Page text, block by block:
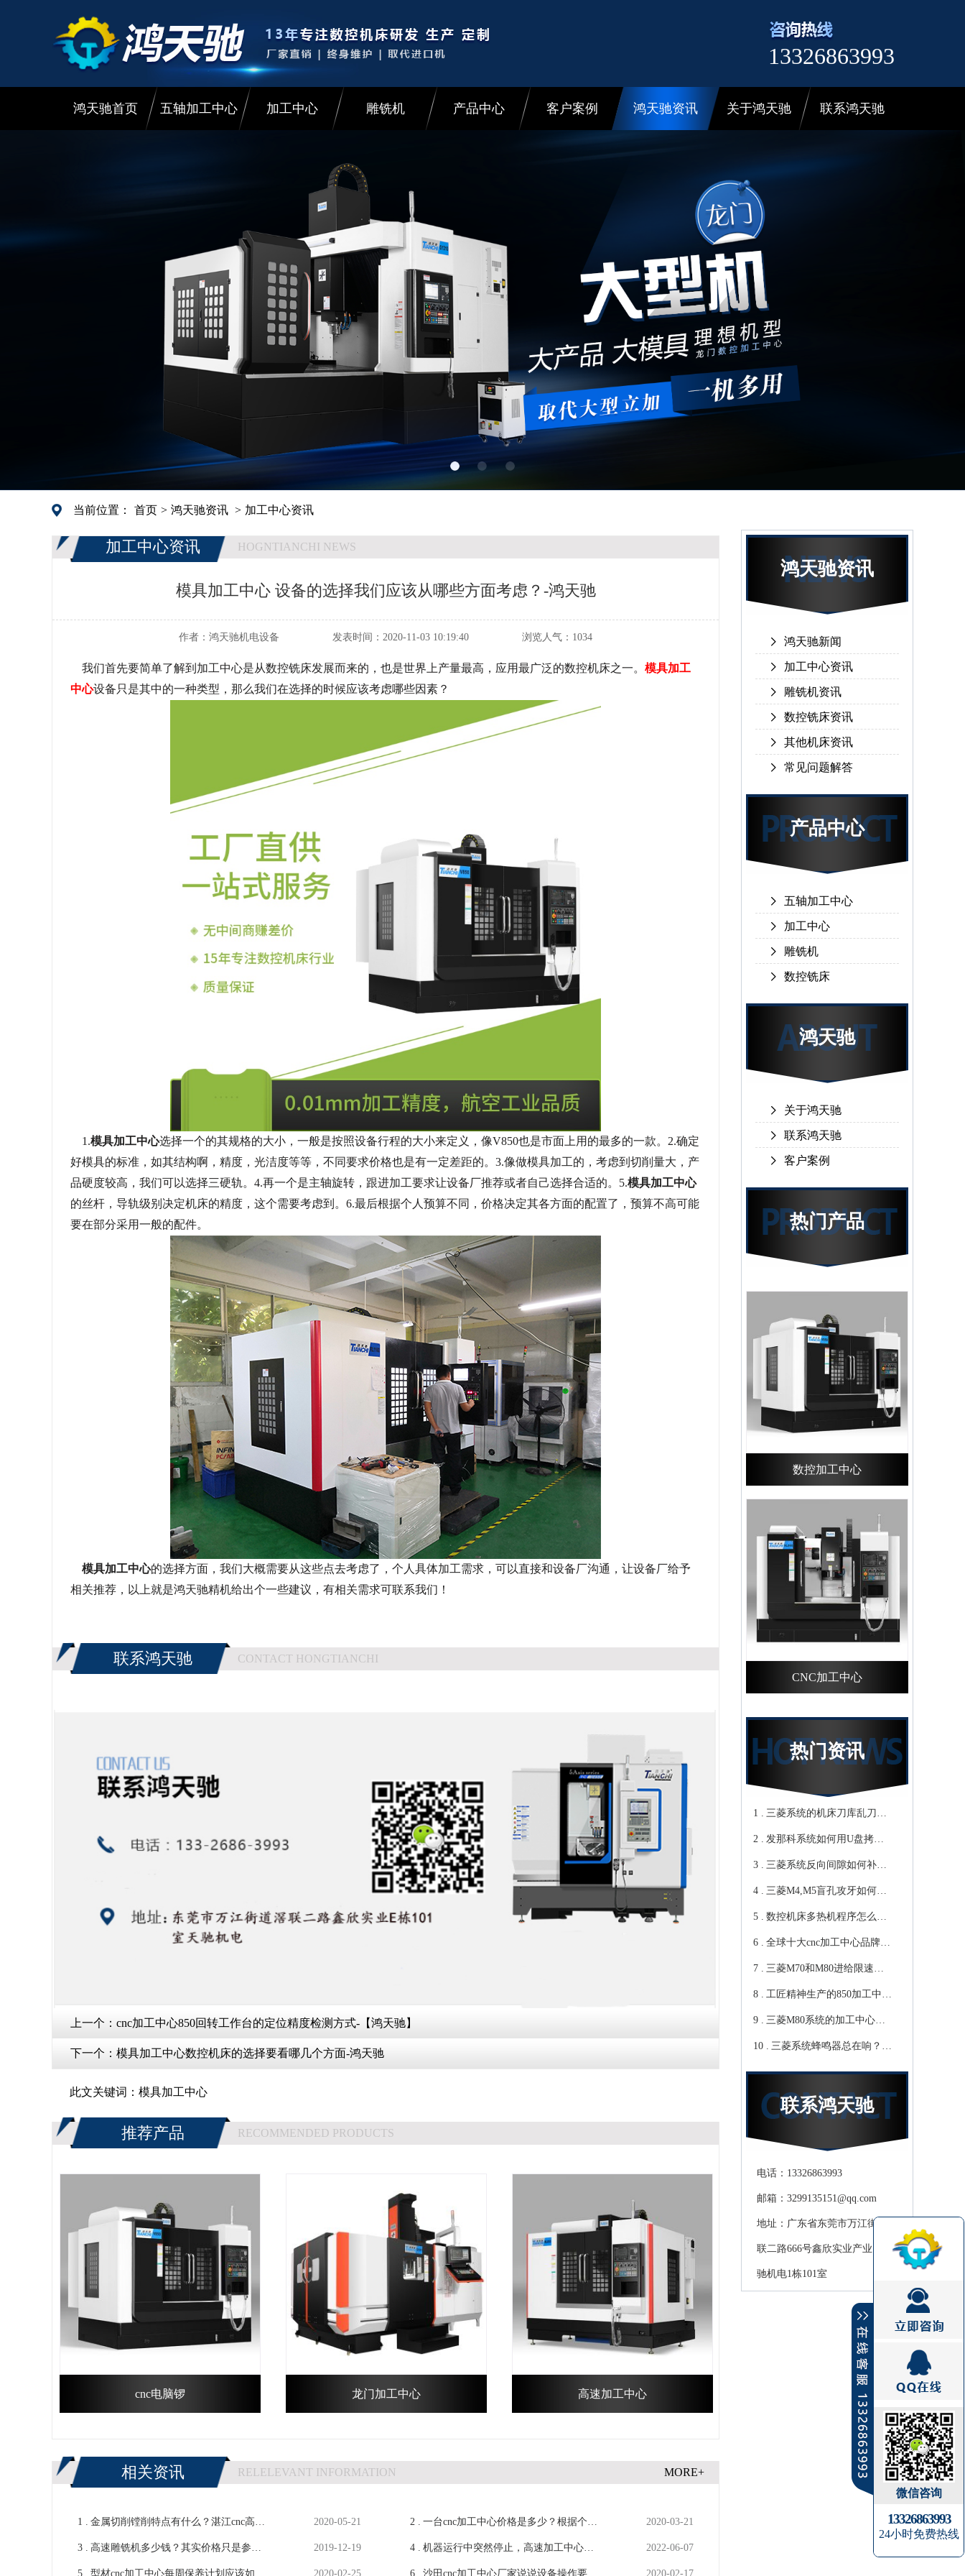
13326863993
鸿天驰首页 五轴加工中心 加工中心 雕铣机 产品中心 客户案例 鸿天驰资讯 关于鸿天驰 联系鸿天驰
当前位置： 首页 > 鸿天驰资讯 > 加工中心资讯
加工中心资讯 HOGNTIANCHI NEWS
模具加工中心 设备的选择我们应该从哪些方面考虑？-鸿天驰
作者： 鸿天驰机电设备 发表时间： 2020-11-03 10:19:40 浏览人气： 1034
我们首先要简单了解到加工中心是从数控铣床发展而来的，也是世界上产量最高，应用最广泛的数控机床之一。 模具加工
中心设备只是其中的一种类型，那么我们在选择的时候应该考虑哪些因素？
1.模具加工中心选择一个的其规格的大小，一般是按照设备行程的大小来定义，像V850也是市面上用的最多的一款。2.确定
好模具的标准，如其结构啊，精度，光洁度等等，不同要求价格也是有一定差距的。3.像做模具加工的，考虑到切削量大，产
品硬度较高，我们可以选择三硬轨。4.再一个是主轴旋转，跟进加工要求让设备厂推荐或者自己选择合适的。5.模具加工中心
的丝杆，导轨级别决定机床的精度，这个需要考虑到。6.最后根据个人预算不同，价格决定其各方面的配置了，预算不高可能
要在部分采用一般的配件。
模具加工中心的选择方面，我们大概需要从这些点去考虑了，个人具体加工需求，可以直接和设备厂沟通，让设备厂给予
相关推荐，以上就是鸿天驰精机给出个一些建议，有相关需求可联系我们！
联系鸿天驰 CONTACT HONGTIANCHI
上一个： cnc加工中心850回转工作台的定位精度检测方式-【鸿天驰】
下一个： 模具加工中心数控机床的选择要看哪几个方面-鸿天驰
此文关键词： 模具加工中心
推荐产品 RECOMMENDED PRODUCTS
cnc电脑锣 龙门加工中心 高速加工中心
相关资讯 RELELEVANT INFORMATION MORE+
1 . 金属切削镗削特点有什么？湛江cnc高速
加工中心讲解下-【鸿天驰】
2020-05-21 2 . 一台cnc加工中心价格是多少？根据个人
看法简单说一下【鸿天驰】
2020-03-21
3 . 高速雕铣机多少钱？其实价格只是参考
因素之一-【鸿天驰】
2019-12-19 4 . 机器运行中突然停止，高速加工中心厂
家教你从断点继续加工呢？
2022-06-07
5 . 型材cnc加工中心每周保养计划应该如何 2020-02-25 6 . 沙田cnc加工中心厂家说说设备操作要了 2020-02-17
鸿天驰资讯
鸿天驰新闻
加工中心资讯
雕铣机资讯
数控铣床资讯
其他机床资讯
常见问题解答
产品中心
五轴加工中心
加工中心
雕铣机
数控铣床
鸿天驰
关于鸿天驰
联系鸿天驰
客户案例
热门产品
数控加工中心
CNC加工中心
热门资讯
1 . 三菱系统的机床刀库乱刀，
CNC加工中心厂家教你轻松
归零-鸿天驰
2 . 发那科系统如何用U盘拷贝
加工程序？cnc立式加工中心
教你-鸿天驰
3 . 三菱系统反向间隙如何补
偿，数控cnc加工中心厂家来
教你-鸿天驰
4 . 三菱M4,M5盲孔攻牙如何设
转速和进给？高速cnc加工中
心教你-鸿天驰
5 . 数控机床多热机程序怎么
写？Cnc雕铣机厂家教你-鸿
天驰
6 . 全球十大cnc加工中心品牌，
你知道那些？-【鸿天驰】
7 . 三菱M70和M80进给限速该
修改哪个参数?鸿天驰高速
CNC机床厂家教你
8 . 工匠精神生产的850加工中
心,精度可达0.01mm 就选-
[鸿天驰]
9 . 三菱M80系统的加工中心无
程序报警怎么处理，CNC雕
铣机厂家教你
10 . 三菱系统蜂鸣器总在响？鸿
天驰850加工中心厂家教你关
掉它联系鸿天驰
电话：13326863993
邮箱：3299135151@qq.com
地址：广东省东莞市万江街道滘
联二路666号鑫欣实业产业园天
驰机电1栋101室
微信咨询
13326863993
24小时免费热线